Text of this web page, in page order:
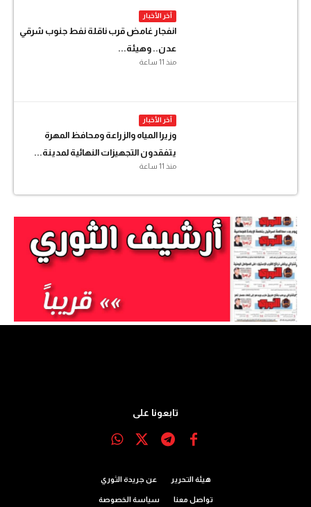
آخر الأخبار
انفجار غامض قرب ناقلة نفط جنوب شرقي
عدن.. وهيئة...
منذ 11 ساعة
آخر الأخبار
وزيرا المياه والزراعة ومحافظ المهرة
يتفقدون التجهيزات النهائية لمدينة...
منذ 11 ساعة
تابعونا على
هيئة التحرير عن جريدة الثوري
تواصل معنا سياسة الخصوصة